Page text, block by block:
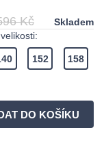
Kč
Skladem
152 158